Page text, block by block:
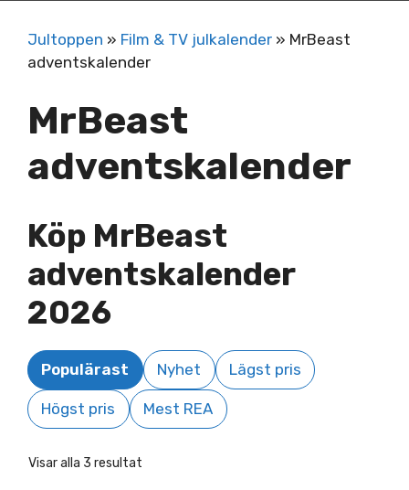
Jultoppen » Film & TV julkalender » MrBeast
adventskalender
MrBeast
adventskalender
Köp MrBeast
adventskalender
2026
Populärast Nyhet Lägst pris
Högst pris Mest REA
Visar alla 3 resultat